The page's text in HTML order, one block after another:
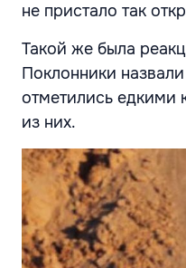
не пристало так
Такой же была
Поклонники
отметились едкими
из них.